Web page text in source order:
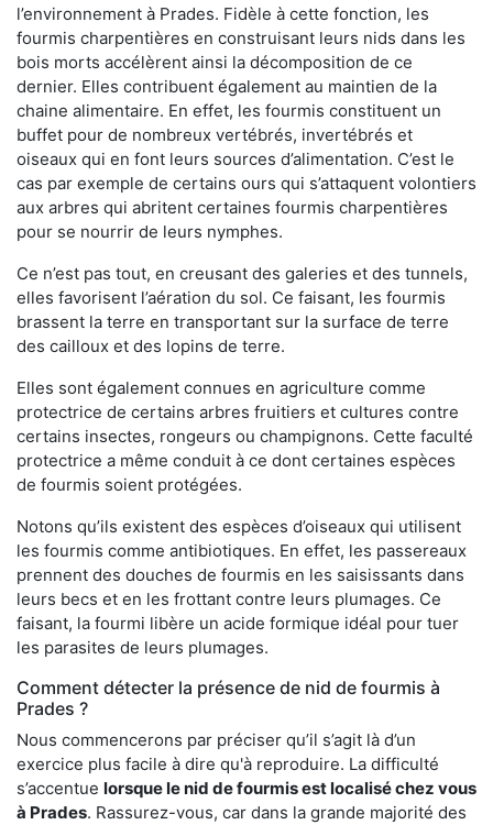
l’environnement à Prades. Fidèle à cette fonction, les
fourmis charpentières en construisant leurs nids dans les
bois morts accélèrent ainsi la décomposition de ce
dernier. Elles contribuent également au maintien de la
chaine alimentaire. En effet, les fourmis constituent un
buffet pour de nombreux vertébrés, invertébrés et
oiseaux qui en font leurs sources d’alimentation. C’est le
cas par exemple de certains ours qui s’attaquent volontiers
aux arbres qui abritent certaines fourmis charpentières
pour se nourrir de leurs nymphes.
Ce n’est pas tout, en creusant des galeries et des tunnels,
elles favorisent l’aération du sol. Ce faisant, les fourmis
brassent la terre en transportant sur la surface de terre
des cailloux et des lopins de terre.
Elles sont également connues en agriculture comme
protectrice de certains arbres fruitiers et cultures contre
certains insectes, rongeurs ou champignons. Cette faculté
protectrice a même conduit à ce dont certaines espèces
de fourmis soient protégées.
Notons qu’ils existent des espèces d’oiseaux qui utilisent
les fourmis comme antibiotiques. En effet, les passereaux
prennent des douches de fourmis en les saisissants dans
leurs becs et en les frottant contre leurs plumages. Ce
faisant, la fourmi libère un acide formique idéal pour tuer
les parasites de leurs plumages.
Comment détecter la présence de nid de fourmis à
Prades ?
Nous commencerons par préciser qu’il s’agit là d’un
exercice plus facile à dire qu'à reproduire. La difficulté
s’accentue lorsque le nid de fourmis est localisé chez vous
à Prades. Rassurez-vous, car dans la grande majorité des